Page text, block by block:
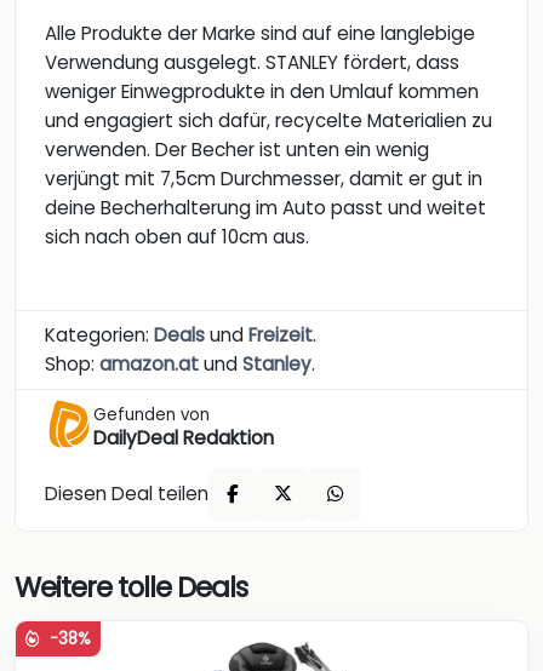
Alle Produkte der Marke sind auf eine langlebige
Verwendung ausgelegt. STANLEY fördert, dass
weniger Einwegprodukte in den Umlauf kommen
und engagiert sich dafür, recycelte Materialien zu
verwenden. Der Becher ist unten ein wenig
verjüngt mit 7,5cm Durchmesser, damit er gut in
deine Becherhalterung im Auto passt und weitet
sich nach oben auf 10cm aus.
Kategorien: DealsundFreizeit.
Shop: amazon.atundStanley.
Gefunden von
DailyDeal Redaktion
Diesen Deal teilen
Weitere tolle Deals
-38%